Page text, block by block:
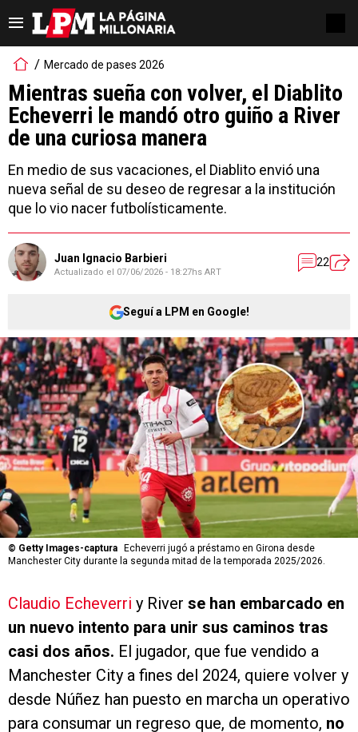
Mercado de pases 2026
Mientras sueña con volver, el Diablito
Echeverri le mandó otro guiño a River
de una curiosa manera
En medio de sus vacaciones, el Diablito envió una
nueva señal de su deseo de regresar a la institución
que lo vio nacer futbolísticamente.
Juan Ignacio Barbieri
Actualizado el 07/06/2026 - 18:27hs ART
22
Seguí a LPM en Google!
© Getty Images-captura
Echeverri jugó a préstamo en Girona desde
Manchester City durante la segunda mitad de la temporada 2025/2026.
Claudio Echeverri y River se han embarcado en
un nuevo intento para unir sus caminos tras
casi dos años. El jugador, que fue vendido a
Manchester City a fines del 2024, quiere volver y
desde Núñez han puesto en marcha un operativo
para consumar un regreso que, de momento, no